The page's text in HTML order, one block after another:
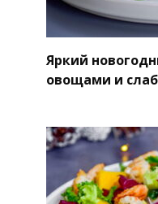
Яркий
овощами и